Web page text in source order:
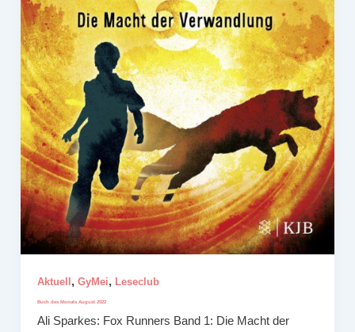
Aktuell,GyMei, Leseclub
Buch des Monats August 2022
Ali Sparkes: Fox Runners Band 1: Die Macht der